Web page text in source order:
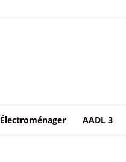
Électroménager AADL 3